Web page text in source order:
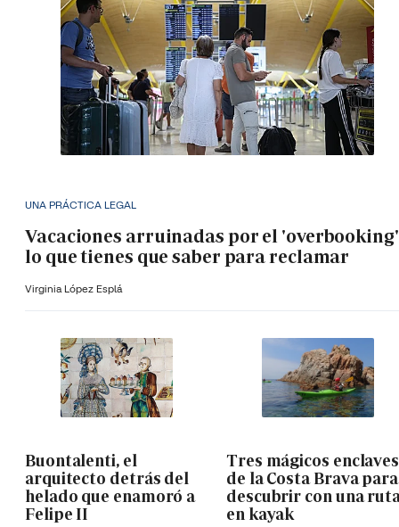
UNA PRÁCTICA LEGAL
Vacaciones arruinadas por el
lo que tienes que saber para reclamar
Virginia López Esplá
Buontalenti, el
arquitecto detrás del
helado que enamoró a
Felipe II
Tres mágicos enclaves
de la Costa Brava para
descubrir con una
en kayak